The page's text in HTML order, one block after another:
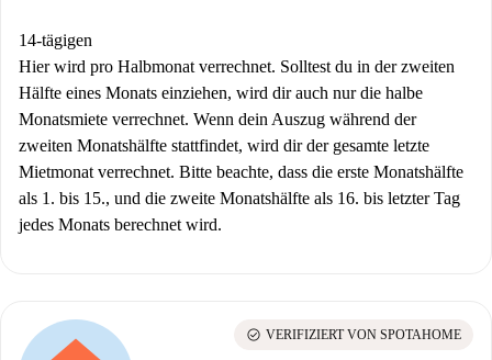
14-tägigen
Hier wird pro Halbmonat verrechnet. Solltest du in der zweiten
Hälfte eines Monats einziehen, wird dir auch nur die halbe
Monatsmiete verrechnet. Wenn dein Auszug während der
zweiten Monatshälfte stattfindet, wird dir der gesamte letzte
Mietmonat verrechnet. Bitte beachte, dass die erste Monatshälfte
als 1. bis 15., und die zweite Monatshälfte als 16. bis letzter Tag
jedes Monats berechnet wird.
check_circle VERIFIZIERT VON SPOTAHOME